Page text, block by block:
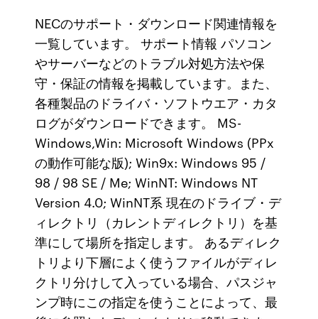
NECのサポート・ダウンロード関連情報を
一覧しています。 サポート情報 パソコン
やサーバーなどのトラブル対処方法や保
守・保証の情報を掲載しています。また、
各種製品のドライバ・ソフトウエア・カタ
ログがダウンロードできます。 MS-
Windows,Win: Microsoft Windows (PPx
の動作可能な版); Win9x: Windows 95 /
98 / 98 SE / Me; WinNT: Windows NT
Version 4.0; WinNT系 現在のドライブ・デ
ィレクトリ（カレントディレクトリ）を基
準にして場所を指定します。 あるディレク
トリより下層によく使うファイルがディレ
クトリ分けして入っている場合、パスジャ
ンプ時にこの指定を使うことによって、最